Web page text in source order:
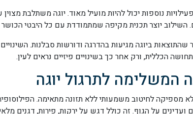
נוספות יכול להיות מועיל מאוד. יוגה משתלבת
השילוב יוצר תכנית מקיפה שמתמודדת עם כל היבטי הכושר
שהתוצאות ביוגה מגיעות בהדרגה ודורשות סבלנות.
הכללית, ורק אחר כך בשינויים פיזיים נראים לעין.
המשלימה לתרגול יוגה
מספיקה לחיטוב משמעותי ללא תזונה מתאימה.
ועדינים על הגוף. זה כולל דגש על ירקות, פירות, דגנים